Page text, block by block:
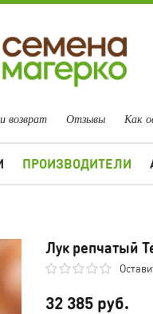
возврат Отзывы Как
ПРОИЗВОДИТЕЛИ
Лук репчатый
32 385 руб.